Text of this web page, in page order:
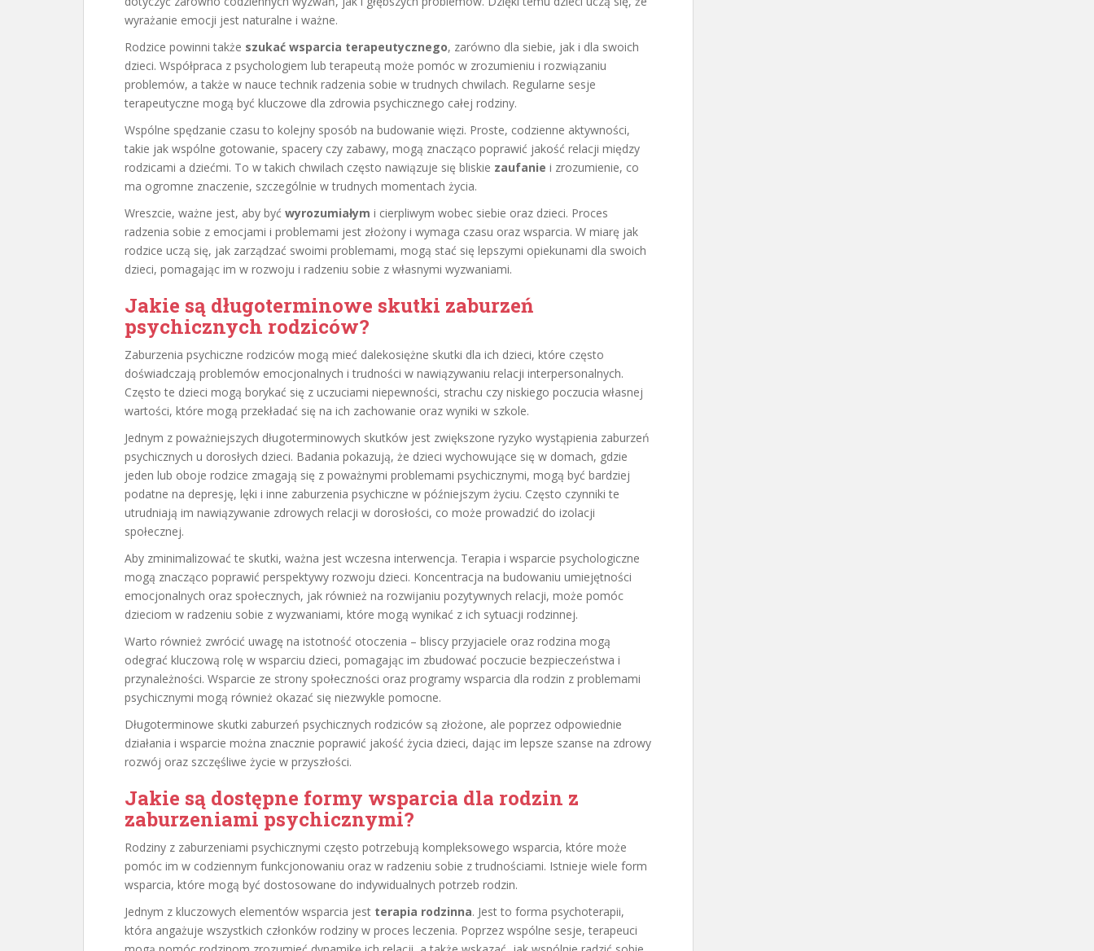
wyrażanie emocji jest naturalne i ważne.
Rodzice powinni także szukać wsparcia terapeutycznego, zarówno dla siebie, jak i dla swoich
dzieci. Współpraca z psychologiem lub terapeutą może pomóc w zrozumieniu i rozwiązaniu
problemów, a także w nauce technik radzenia sobie w trudnych chwilach. Regularne sesje
terapeutyczne mogą być kluczowe dla zdrowia psychicznego całej rodziny.
Wspólne spędzanie czasu to kolejny sposób na budowanie więzi. Proste, codzienne aktywności,
takie jak wspólne gotowanie, spacery czy zabawy, mogą znacząco poprawić jakość relacji między
rodzicami a dziećmi. To w takich chwilach często nawiązuje się bliskie zaufanie i zrozumienie, co
ma ogromne znaczenie, szczególnie w trudnych momentach życia.
Wreszcie, ważne jest, aby być wyrozumiałym i cierpliwym wobec siebie oraz dzieci. Proces
radzenia sobie z emocjami i problemami jest złożony i wymaga czasu oraz wsparcia. W miarę jak
rodzice uczą się, jak zarządzać swoimi problemami, mogą stać się lepszymi opiekunami dla swoich
dzieci, pomagając im w rozwoju i radzeniu sobie z własnymi wyzwaniami.
Jakie są długoterminowe skutki zaburzeń
psychicznych rodziców?
Zaburzenia psychiczne rodziców mogą mieć dalekosiężne skutki dla ich dzieci, które często
doświadczają problemów emocjonalnych i trudności w nawiązywaniu relacji interpersonalnych.
Często te dzieci mogą borykać się z uczuciami niepewności, strachu czy niskiego poczucia własnej
wartości, które mogą przekładać się na ich zachowanie oraz wyniki w szkole.
Jednym z poważniejszych długoterminowych skutków jest zwiększone ryzyko wystąpienia zaburzeń
psychicznych u dorosłych dzieci. Badania pokazują, że dzieci wychowujące się w domach, gdzie
jeden lub oboje rodzice zmagają się z poważnymi problemami psychicznymi, mogą być bardziej
podatne na depresję, lęki i inne zaburzenia psychiczne w późniejszym życiu. Często czynniki te
utrudniają im nawiązywanie zdrowych relacji w dorosłości, co może prowadzić do izolacji
społecznej.
Aby zminimalizować te skutki, ważna jest wczesna interwencja. Terapia i wsparcie psychologiczne
mogą znacząco poprawić perspektywy rozwoju dzieci. Koncentracja na budowaniu umiejętności
emocjonalnych oraz społecznych, jak również na rozwijaniu pozytywnych relacji, może pomóc
dzieciom w radzeniu sobie z wyzwaniami, które mogą wynikać z ich sytuacji rodzinnej.
Warto również zwrócić uwagę na istotność otoczenia – bliscy przyjaciele oraz rodzina mogą
odegrać kluczową rolę w wsparciu dzieci, pomagając im zbudować poczucie bezpieczeństwa i
przynależności. Wsparcie ze strony społeczności oraz programy wsparcia dla rodzin z problemami
psychicznymi mogą również okazać się niezwykle pomocne.
Długoterminowe skutki zaburzeń psychicznych rodziców są złożone, ale poprzez odpowiednie
działania i wsparcie można znacznie poprawić jakość życia dzieci, dając im lepsze szanse na zdrowy
rozwój oraz szczęśliwe życie w przyszłości.
Jakie są dostępne formy wsparcia dla rodzin z
zaburzeniami psychicznymi?
Rodziny z zaburzeniami psychicznymi często potrzebują kompleksowego wsparcia, które może
pomóc im w codziennym funkcjonowaniu oraz w radzeniu sobie z trudnościami. Istnieje wiele form
wsparcia, które mogą być dostosowane do indywidualnych potrzeb rodzin.
Jednym z kluczowych elementów wsparcia jest terapia rodzinna. Jest to forma psychoterapii,
która angażuje wszystkich członków rodziny w proces leczenia. Poprzez wspólne sesje, terapeuci